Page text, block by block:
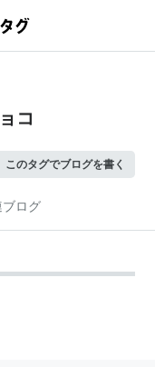
コ
このタグでブログを書く
ブログ